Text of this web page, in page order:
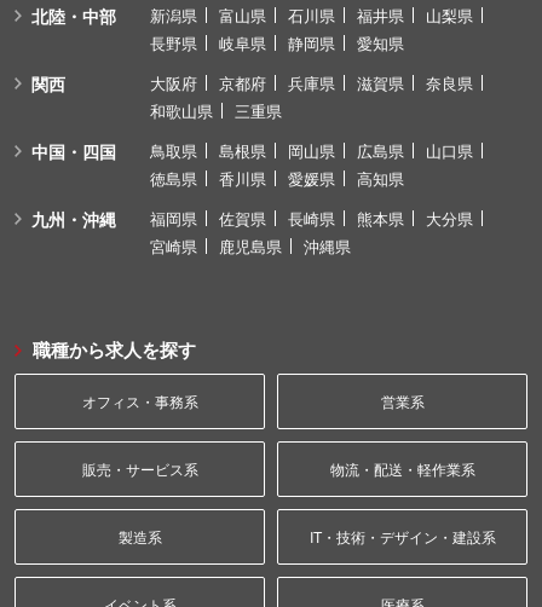
北陸・中部 新潟県 富山県 石川県 福井県
山梨県
長野県
岐阜県 静岡県 愛知県
関西 大阪府 京都府 兵庫県 滋賀県
奈良県
和歌山県
三重県
中国・四国 鳥取県 島根県 岡山県 広島県
山口県
徳島県
香川県 愛媛県 高知県
九州・沖縄 福岡県 佐賀県 長崎県 熊本県
大分県
宮崎県
鹿児島県 沖縄県
職種から求人を探す
オフィス・事務系 営業系
販売・サービス系 物流・配送・軽作業系
製造系 IT・技術・デザイン・建設系